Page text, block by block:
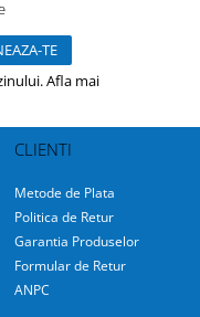
Afla mai
CLIENTI
Metode de Plata
Politica de Retur
Garantia Produselor
Formular de Retur
ANPC